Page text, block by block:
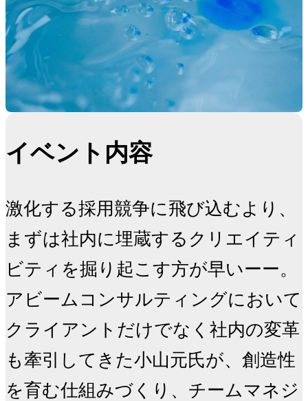
イベント内容
激化する採用競争に飛び込むより、
まずは社内に埋蔵するクリエイティ
ビティを掘り起こす方が早いーー。
アビームコンサルティングにおいて
クライアントだけでなく社内の変革
も牽引してきた小山元氏が、創造性
を育む仕組みづくり、チームマネジ